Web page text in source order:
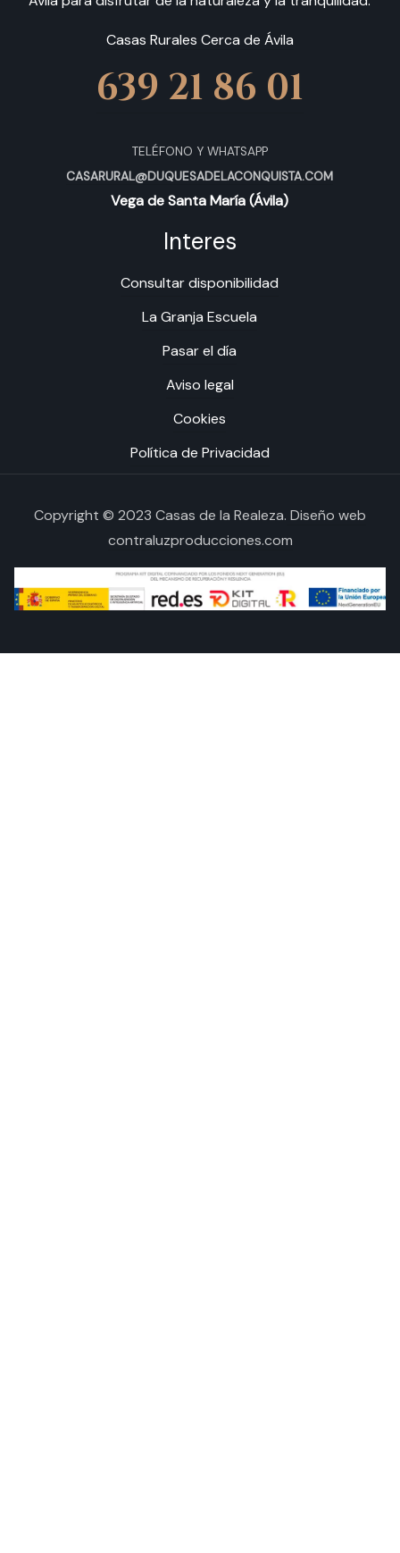
Casas Rurales Cerca de Ávila
639 21 86 01
TELÉFONO Y WHATSAPP
CASARURAL@DUQUESADELACONQUISTA.COM
Vega de Santa María (Ávila)
Interes
Consultar disponibilidad
La Granja Escuela
Pasar el día
Aviso legal
Cookies
Política de Privacidad
Copyright © 2023 Casas de la Realeza. Diseño web
contraluzproducciones.com